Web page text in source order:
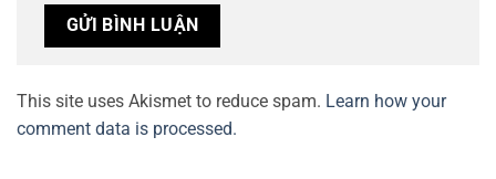
This site uses Akismet to reduce spam. Learn how your
comment data is processed.